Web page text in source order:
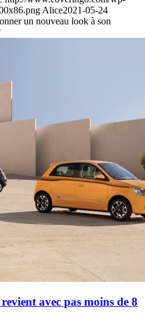
Alice2021-05-24
un nouveau look à son
avec pas moins de 8